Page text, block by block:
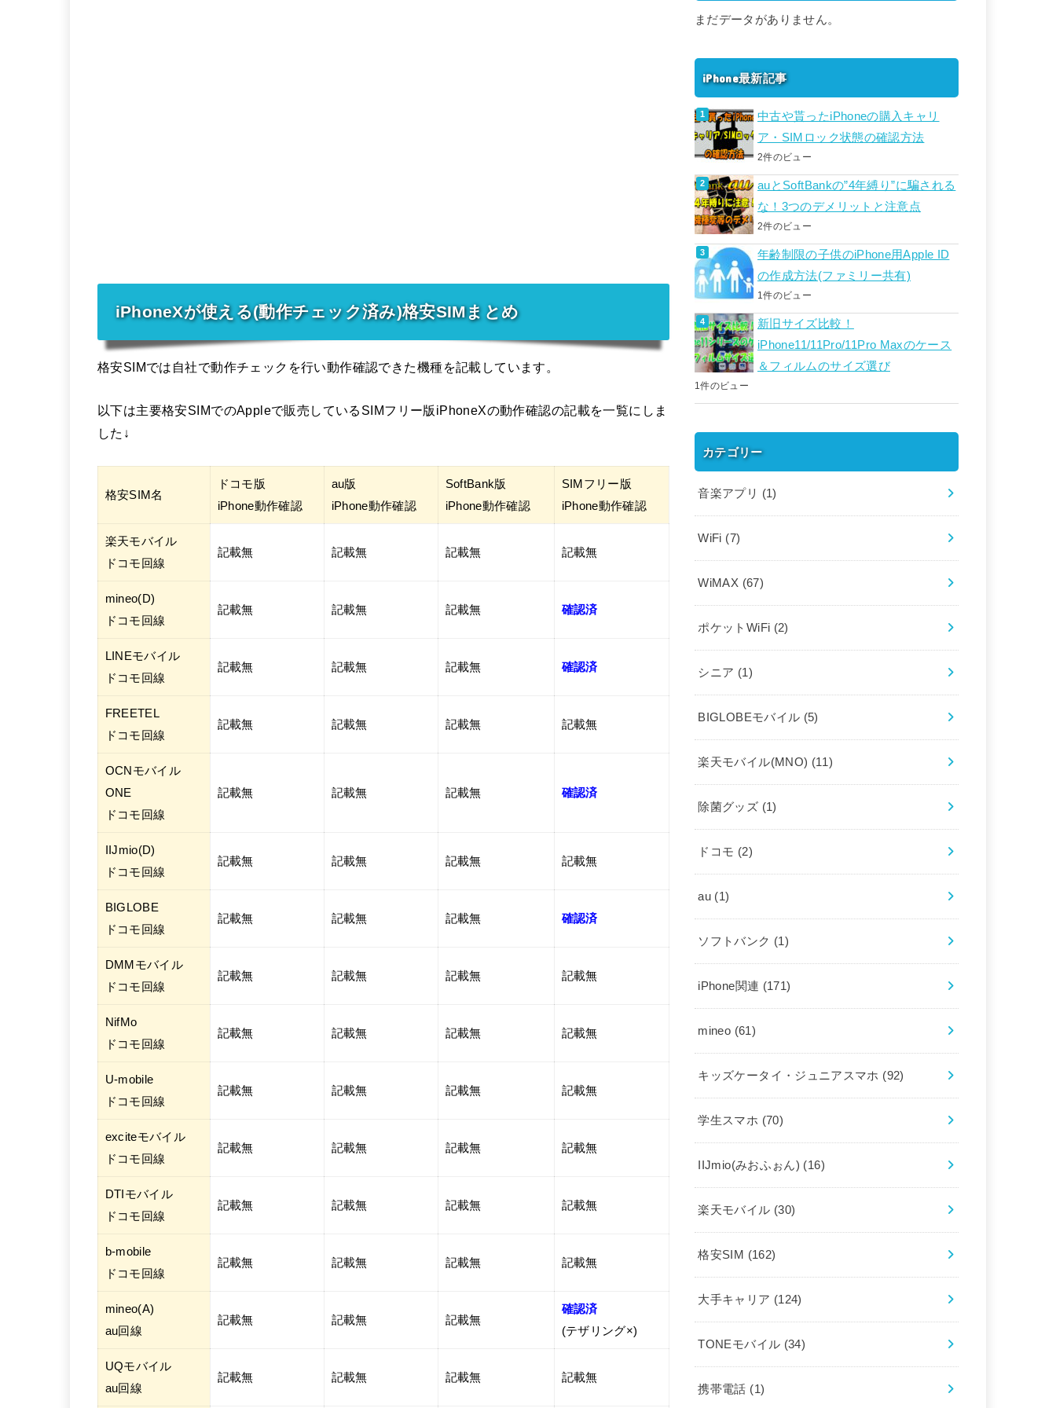
iPhoneXが使える(動作チェック済み)格安SIMまとめ
格安SIMでは自社で動作チェックを行い動作確認できた機種を記載しています。
以下は主要格安SIMでのAppleで販売しているSIMフリー版iPhoneXの動作確認の記載を一覧にしま
した↓
格安SIM名
ドコモ版
iPhone動作確認
au版
iPhone動作確認
SoftBank版
iPhone動作確認
SIMフリー版
iPhone動作確認
楽天モバイル
ドコモ回線
記載無 記載無 記載無 記載無
mineo(D)
ドコモ回線
記載無 記載無 記載無 確認済
LINEモバイル
ドコモ回線
記載無 記載無 記載無 確認済
FREETEL
ドコモ回線
記載無 記載無 記載無 記載無
OCNモバイル
ONE
ドコモ回線
記載無 記載無 記載無 確認済
IIJmio(D)
ドコモ回線
記載無 記載無 記載無 記載無
BIGLOBE
ドコモ回線
記載無 記載無 記載無 確認済
DMMモバイル
ドコモ回線
記載無 記載無 記載無 記載無
NifMo
ドコモ回線
記載無 記載無 記載無 記載無
U-mobile
ドコモ回線
記載無 記載無 記載無 記載無
exciteモバイル
ドコモ回線
記載無 記載無 記載無 記載無
DTIモバイル
ドコモ回線
記載無 記載無 記載無 記載無
b-mobile
ドコモ回線
記載無 記載無 記載無 記載無
mineo(A)
au回線
記載無 記載無 記載無
確認済
(テザリング×)
UQモバイル
au回線
記載無 記載無 記載無 記載無
まだデータがありません。
iPhone最新記事
中古や貰ったiPhoneの購入キャリ
ア・SIMロック状態の確認方法
2件のビュー
auとSoftBankの”4年縛り”に騙される
な！3つのデメリットと注意点
2件のビュー
年齢制限の子供のiPhone用Apple ID
の作成方法(ファミリー共有)
1件のビュー
新旧サイズ比較！
iPhone11/11Pro/11Pro Maxのケース
＆フィルムのサイズ選び
1件のビュー
カテゴリー
音楽アプリ (1)
WiFi (7)
WiMAX (67)
ポケットWiFi (2)
シニア (1)
BIGLOBEモバイル (5)
楽天モバイル(MNO) (11)
除菌グッズ (1)
ドコモ (2)
au (1)
ソフトバンク (1)
iPhone関連 (171)
mineo (61)
キッズケータイ・ジュニアスマホ (92)
学生スマホ (70)
IIJmio(みおふぉん) (16)
楽天モバイル (30)
格安SIM (162)
大手キャリア (124)
TONEモバイル (34)
携帯電話 (1)